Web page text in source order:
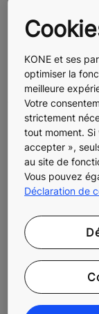
services qu’il
des
Site, ni n’est
jour de
être tenu
perte découlant
données ou aux
données
Liens
Le Site peut
ressources
tiers. KONE
donne de
ne donne de
concerne le
KONE et ses
optimiser la
meilleure
Votre
strictement
tout moment. Si
accepter »,
au site de
Vous pouvez
Déclaration de